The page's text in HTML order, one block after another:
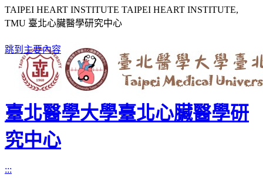
TAIPEI HEART INSTITUTE TAIPEI HEART INSTITUTE,
TMU 臺北心臟醫學研究中心
跳到主要內容
臺北醫學大學臺北心臟醫學研
究中心
:::